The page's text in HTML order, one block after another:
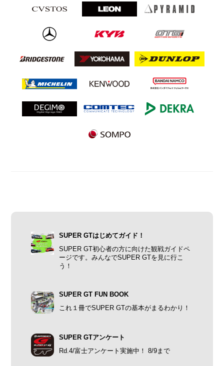
SUPER GTはじめてガイド！
SUPER GT初心者の方に向けた観戦ガイドペ
ージです。みんなでSUPER GTを見に行こ
う！
SUPER GT FUN BOOK
これ１冊でSUPER GTの基本がまるわかり！
SUPER GTアンケート
Rd.4/富士アンケート実施中！ 8/9まで